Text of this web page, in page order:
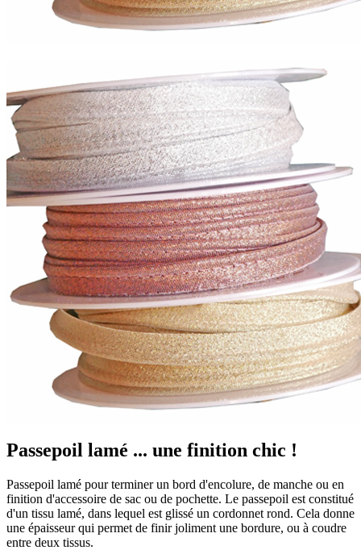
Passepoil lamé ... une finition chic !
Passepoil lamé pour terminer un bord d'encolure, de manche ou en
finition d'accessoire de sac ou de pochette. Le passepoil est constitué
d'un tissu lamé, dans lequel est glissé un cordonnet rond. Cela donne
une épaisseur qui permet de finir joliment une bordure, ou à coudre
entre deux tissus.